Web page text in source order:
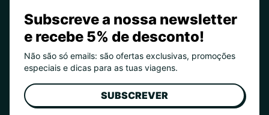
Subscreve a nossa newsletter
e recebe 5% de desconto!
Não são só emails: são ofertas exclusivas, promoções
especiais e dicas para as tuas viagens.
SUBSCREVER